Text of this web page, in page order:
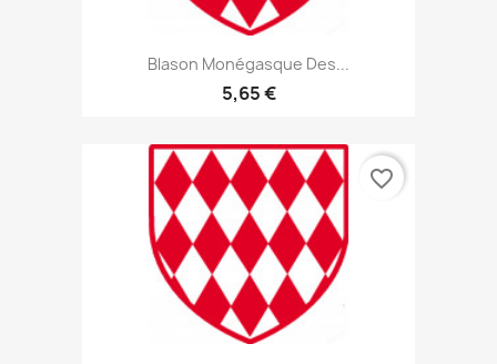
Blason Monégasque Des...
5,65 €
favorite_border